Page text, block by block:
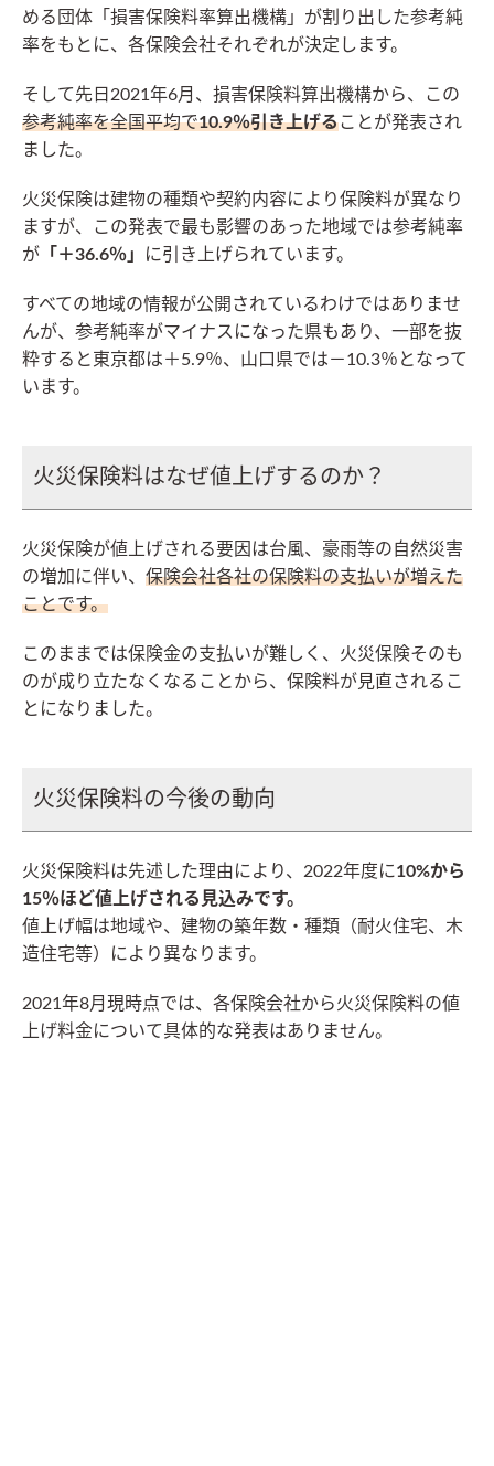
める団体「損害保険料率算出機構」が割り出した参考純
率をもとに、各保険会社それぞれが決定します。
そして先日2021年6月、損害保険料算出機構から、この
参考純率を全国平均で10.9％引き上げることが発表され
ました。
火災保険は建物の種類や契約内容により保険料が異なり
ますが、この発表で最も影響のあった地域では参考純率
が 「＋36.6％」 に引き上げられています。
すべての地域の情報が公開されているわけではありませ
んが、参考純率がマイナスになった県もあり、一部を抜
粋すると東京都は＋5.9％、山口県では－10.3％となって
います。
火災保険料はなぜ値上げするのか？
火災保険が値上げされる要因は台風、豪雨等の自然災害
の増加に伴い、 保険会社各社の保険料の支払いが増えた
ことです。
このままでは保険金の支払いが難しく、火災保険そのも
のが成り立たなくなることから、保険料が見直されるこ
とになりました。
火災保険料の今後の動向
火災保険料は先述した理由により、2022年度に10%から
15％ほど値上げされる見込みです。
値上げ幅は地域や、建物の築年数・種類（耐火住宅、木
造住宅等）により異なります。
2021年8月現時点では、各保険会社から火災保険料の値
上げ料金について具体的な発表はありません。